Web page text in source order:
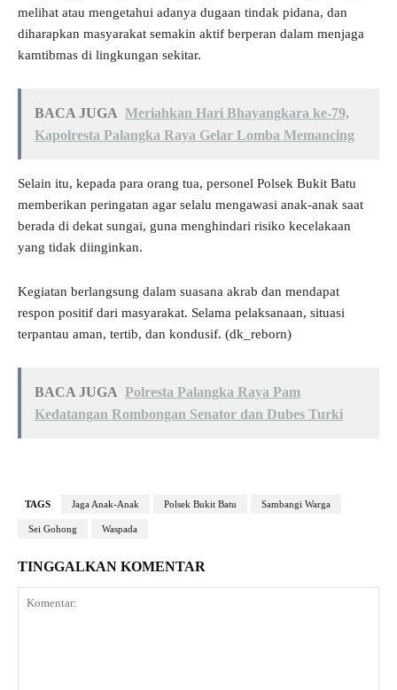
melihat atau mengetahui adanya dugaan tindak pidana, dan
diharapkan masyarakat semakin aktif berperan dalam menjaga
kamtibmas di lingkungan sekitar.
BACA JUGA Meriahkan Hari Bhayangkara ke-79,
Kapolresta Palangka Raya Gelar Lomba Memancing
Selain itu, kepada para orang tua, personel Polsek Bukit Batu
memberikan peringatan agar selalu mengawasi anak-anak saat
berada di dekat sungai, guna menghindari risiko kecelakaan
yang tidak diinginkan.
Kegiatan berlangsung dalam suasana akrab dan mendapat
respon positif dari masyarakat. Selama pelaksanaan, situasi
terpantau aman, tertib, dan kondusif. (dk_reborn)
BACA JUGA Polresta Palangka Raya Pam
Kedatangan Rombongan Senator dan Dubes Turki
TAGS Jaga Anak-Anak Polsek Bukit Batu Sambangi Warga
Sei Gohong Waspada
TINGGALKAN KOMENTAR